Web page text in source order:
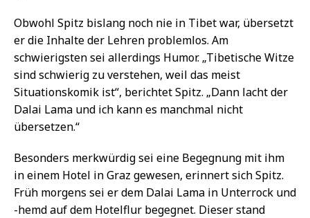
Obwohl Spitz bislang noch nie in Tibet war, übersetzt
er die Inhalte der Lehren problemlos. Am
schwierigsten sei allerdings Humor. „Tibetische Witze
sind schwierig zu verstehen, weil das meist
Situationskomik ist“, berichtet Spitz. „Dann lacht der
Dalai Lama und ich kann es manchmal nicht
übersetzen.“
Besonders merkwürdig sei eine Begegnung mit ihm
in einem Hotel in Graz gewesen, erinnert sich Spitz.
Früh morgens sei er dem Dalai Lama in Unterrock und
-hemd auf dem Hotelflur begegnet. Dieser stand